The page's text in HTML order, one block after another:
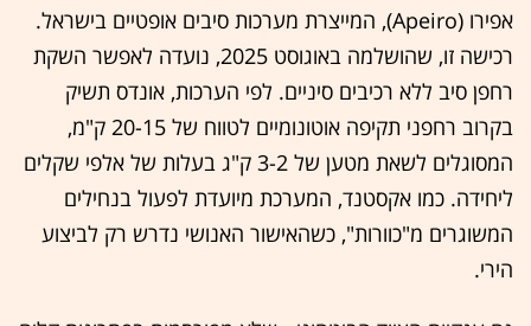
אפירו (Apeiro), המייצרת מערכות סיבים אופטיים בישראל.
רכישה זו, שהושלמה באוגוסט 2025, נועדה לאפשר השקת
רחפן סיב ללא רכיבים סיניים. לפי הערכות, אונדס תשיק
בקרוב רחפני תקיפה אוטונומיים לטווח של 20-15 ק"מ,
המסוגלים לשאת מטען של 3-2 ק"ג בעלות של אלפי שקלים
ליחידה. כמו אקסטנד, המערכת מיועדת לפעול בנחילים
המשוגרים מ"כוורות", כשהאישור האנושי נדרש רק לביצוע
הירי.